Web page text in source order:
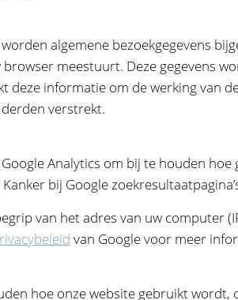
algemene bezoekgegevens
meestuurt. Deze gegevens
deze informatie om de werking van
verstrekt.
Analytics om bij te houden
bij Google
van het adres van uw computer
van Google voor meer
hoe onze website gebruikt